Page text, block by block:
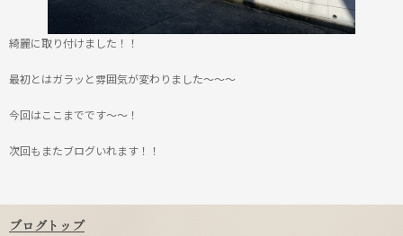
綺麗に取り付けました！！
最初とはガラッと雰囲気が変わりました～～～
今回はここまでです～～！
次回もまたブログいれます！！
ブログトップ